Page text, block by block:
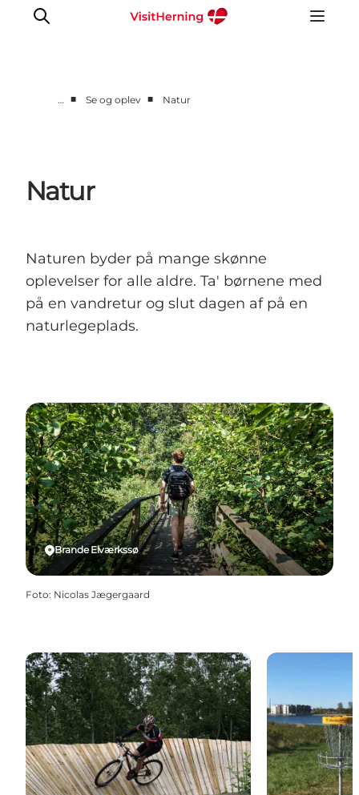
Kunstlandet
Se og oplev
Sov godt
Book overnatning
… ■ Se og oplev ■ Natur
Natur
Naturen byder på mange skønne
oplevelser for alle aldre. Ta' børnene med
på en vandretur og slut dagen af på en
naturlegeplads.
Brande Elværkssø
Foto: Nicolas Jægergaard
MTB Disc Golf